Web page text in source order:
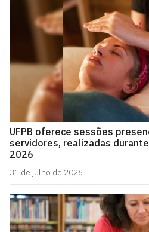
UFPB oferece sessões
servidores, realizadas
2026
31 de julho de 2026